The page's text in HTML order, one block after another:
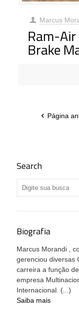
Marcus
Ram-
Brake
Página
Search
Biografia
Marcus Morandi ,
gerenciou diversas
carreira a função
empresa
Internacional. (...)
Saiba mais